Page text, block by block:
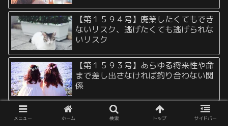
【第１５９４号】廃業したくてもでき
ないリスク、逃げたくても逃げられな
いリスク
【第１５９３号】あらゆる将来性や命
まで差し出さなければ釣り合わない関
係
【第１５９２号】妙な人と出会うこと
のジンクス
メニュー ホーム 検索 トップ サイドバー